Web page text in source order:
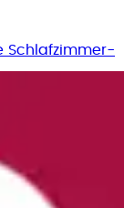
Schlafzimmer-
für die